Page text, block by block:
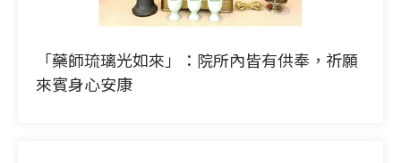
「藥師琉璃光如來」：院所內皆有供奉，祈願
來賓身心安康